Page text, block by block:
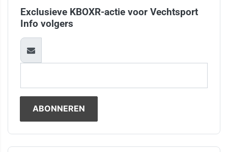
Exclusieve KBOXR-actie voor Vechtsport
Info volgers